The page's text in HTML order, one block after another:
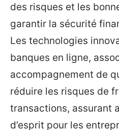
des risques et les
garantir la sécurité
Les technologies
banques en ligne,
accompagnement de
réduire les risques de
transactions, assurant
d’esprit pour les